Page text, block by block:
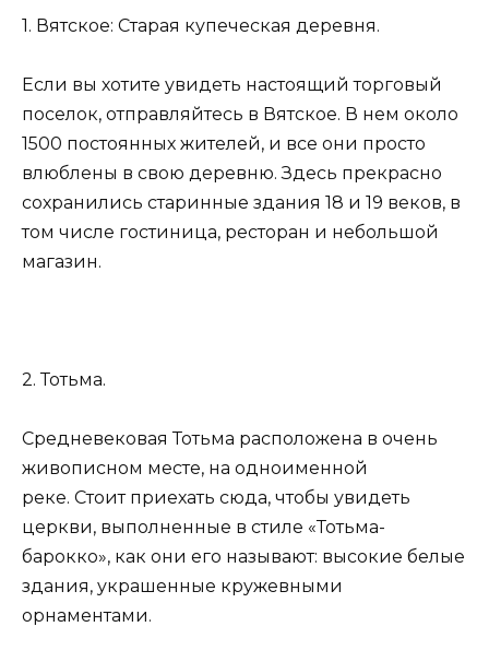
1. Вятское: Старая купеческая деревня.
Если вы хотите увидеть настоящий торговый
поселок, отправляйтесь в Вятское. В нем около
1500 постоянных жителей, и все они просто
влюблены в свою деревню. Здесь прекрасно
сохранились старинные здания 18 и 19 веков, в
том числе гостиница, ресторан и небольшой
магазин.
2. Тотьма.
Средневековая Тотьма расположена в очень
живописном месте, на одноименной
реке. Стоит приехать сюда, чтобы увидеть
церкви, выполненные в стиле «Тотьма-
барокко», как они его называют: высокие белые
здания, украшенные кружевными
орнаментами.